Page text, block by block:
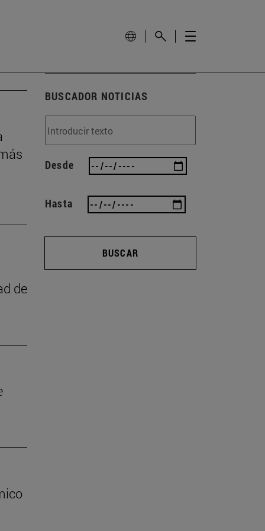
de
BUSCADOR NOTICIAS
Desde
Hasta
BUSCAR